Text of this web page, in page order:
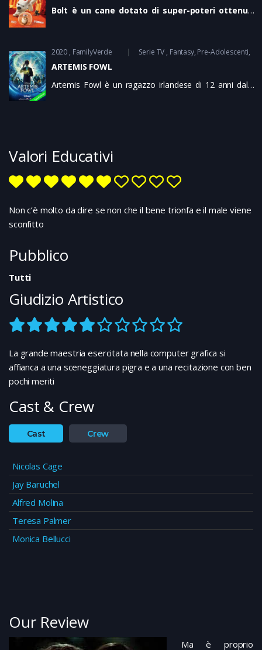
Bolt è un cane dotato di super-poteri ottenuti
padroncina. In questo modo riesce a prendersi
cura di lei e a salvarla dai ripetuti tentativi di
catturarla da parte di una banda di criminali che
ne hanno sequestrato il padre. Grande quindi è
2020 FamilyVerde Serie TV Fantasy Pre-Adolescenti
ARTEMIS FOWL
Artemis Fowl è un ragazzo irlandese di 12 anni dalle
cui è ricco il folklore irlandese. Ma il padre si assenta
alla sua fidata guardia del corpo, Domovoi Leale. Un
misterioso: lo avvisa che suo padre è stato rapito e
ragazzo possa cercare ciò che è stato richiesto.
tecnologicamente evoluta chiamata Cantuccio,
capitale del Regno Fatato. E’ da qui che è stato rubato
Aculos, un artefatto di grande potere per chi riuscirà a
impossessarsene. Anche Tubero, il comandante degli
che ha perso il padre proprio nella ricerca di Aculos…
Valori Educativi
Non c’è molto da dire se non che il bene trionfa e il male viene
sconfitto
Pubblico
Tutti
Giudizio Artistico
La grande maestria esercitata nella computer grafica si
affianca a una sceneggiatura pigra e a una recitazione con ben
pochi meriti
Cast & Crew
Cast Crew
Nicolas Cage
Jay Baruchel
Alfred Molina
Teresa Palmer
Monica Bellucci
Our Review
Ma è proprio